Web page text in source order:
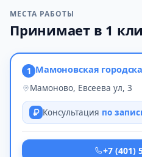
МЕСТА РАБОТЫ
Принимает в 1
1 Мамоновская
Мамоново, Евсеева ул, 3
Консультация по
+7 (401)